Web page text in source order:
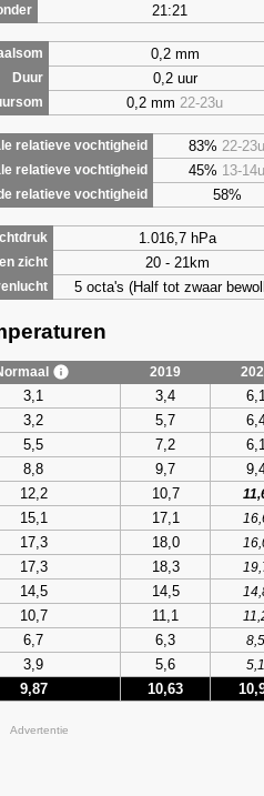
21:21
0,2 mm
Duur 0,2 uur
0,2 mm 22-23u
relatieve vochtigheid 83% 22-23u
relatieve vochtigheid 45% 13-14u
relatieve vochtigheid 58%
1.016,7 hPa
zicht 20 - 21km
5 octa's (Half tot zwaar
2019
3,1 3,4
3,2 5,7
5,5 7,2
8,8 9,7
12,2 10,7
15,1 17,1
17,3 18,0
17,3 18,3
14,5 14,5
10,7 11,1
6,7 6,3
8,5
3,9 5,6 5,1
9,87 10,63
Advertentie